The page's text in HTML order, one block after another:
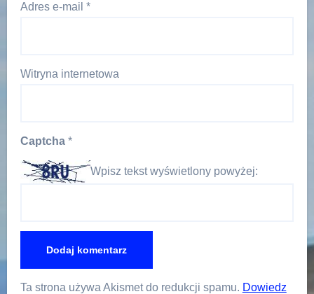
Adres e-mail *
Witryna internetowa
Captcha *
Wpisz tekst wyświetlony powyżej:
Ta strona używa Akismet do redukcji spamu. Dowiedz